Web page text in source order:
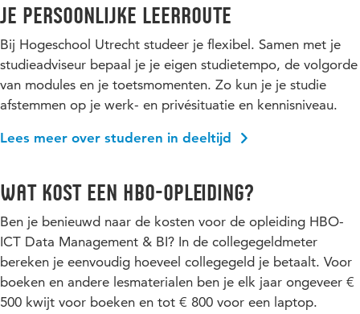
Je persoonlijke leerroute
Bij Hogeschool Utrecht studeer je flexibel. Samen met je
studieadviseur bepaal je je eigen studietempo, de volgorde
van modules en je toetsmomenten. Zo kun je je studie
afstemmen op je werk- en privésituatie en kennisniveau.
Lees meer over studeren in deeltijd
Wat kost een hbo-opleiding?
Ben je benieuwd naar de kosten voor de opleiding HBO-
ICT Data Management & BI? In de collegegeldmeter
bereken je eenvoudig hoeveel collegegeld je betaalt. Voor
boeken en andere lesmaterialen ben je elk jaar ongeveer €
500 kwijt voor boeken en tot € 800 voor een laptop.